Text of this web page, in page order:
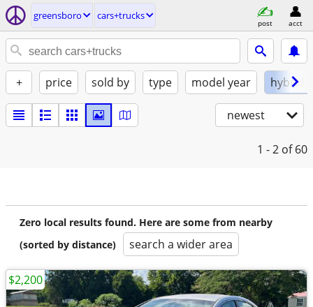
greensboro cars+trucks
post acct
+ price sold by type model year hybrid
newest
1 - 2 of 60
Zero local results found. Here are some from nearby
(sorted by distance)
search a wider area
$2,200